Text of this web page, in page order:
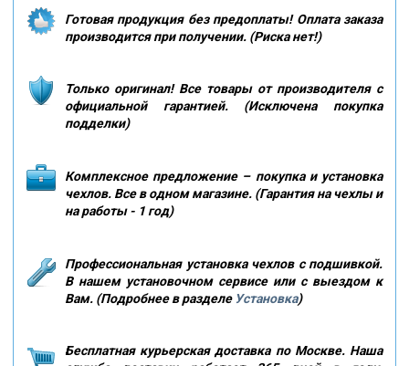
Готовая продукция без предоплаты! Оплата заказа
производится при получении. (Риска нет!)
Только оригинал! Все товары от производителя с
официальной гарантией. (Исключена покупка
подделки)
Комплексное предложение – покупка и установка
чехлов. Все в одном магазине. (Гарантия на чехлы и
на работы - 1 год)
Профессиональная установка чехлов с подшивкой.
В нашем установочном сервисе или с выездом к
Вам. (Подробнее в разделе Установка)
Бесплатная курьерская доставка по Москве. Наша